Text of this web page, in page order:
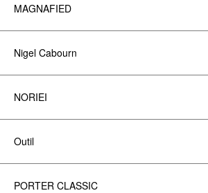
MAGNAFIED
Nigel Cabourn
NORIEI
Outil
PORTER CLASSIC